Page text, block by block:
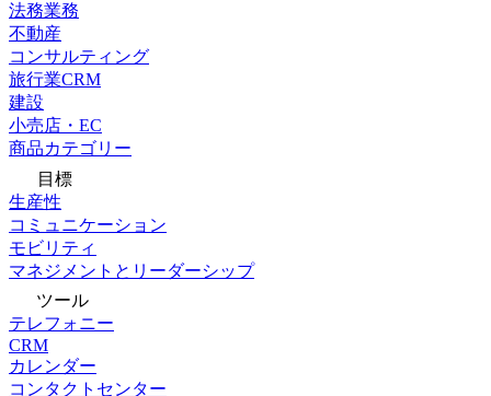
法務業務
不動産
コンサルティング
旅行業CRM
建設
小売店・EC
商品カテゴリー
目標
生産性
コミュニケーション
モビリティ
マネジメントとリーダーシップ
ツール
テレフォニー
CRM
カレンダー
コンタクトセンター